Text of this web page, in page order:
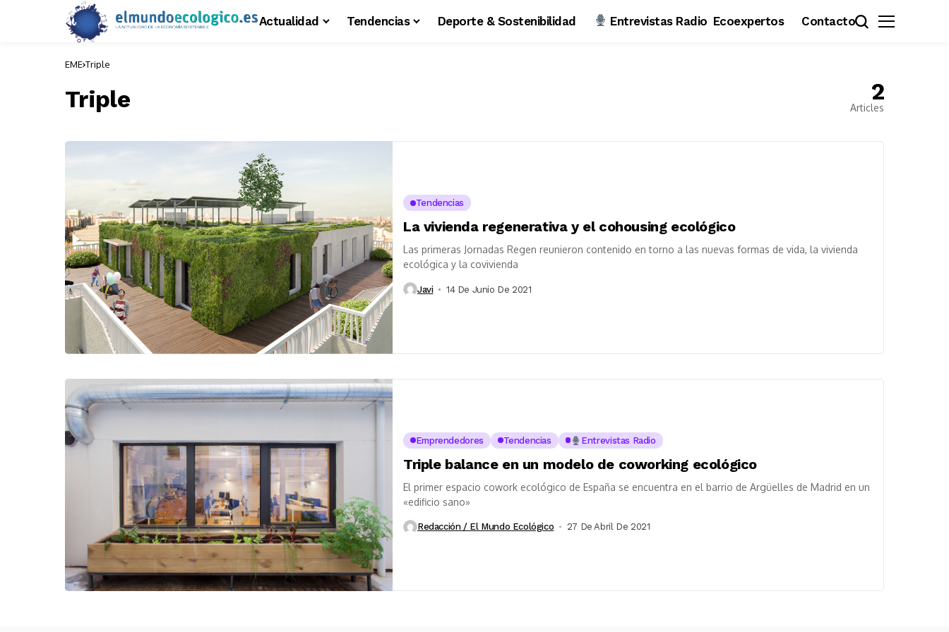
Actualidad Tendencias Deporte & Sostenibilidad Entrevistas Radio Ecoexpertos Contacto
EME Triple
Triple 2
Articles
Tendencias
La vivienda regenerativa y el cohousing ecológico
Las primeras Jornadas Regen reunieron contenido en torno a las nuevas formas de vida, la vivienda
ecológica y la covivienda
Javi 14 De Junio De 2021
Emprendedores Tendencias Entrevistas Radio
Triple balance en un modelo de coworking ecológico
El primer espacio cowork ecológico de España se encuentra en el barrio de Argüelles de Madrid en un
«edificio sano»
Redacción / El Mundo Ecológico 27 De Abril De 2021